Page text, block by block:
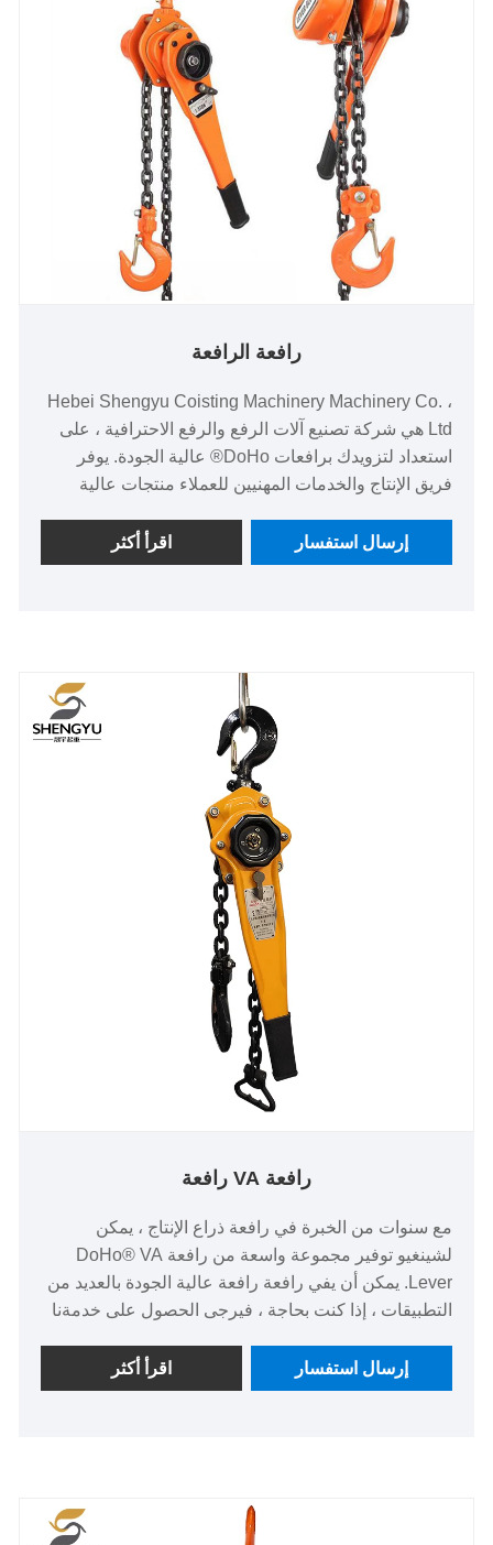
رافعة الرافعة
Hebei Shengyu Coisting Machinery Machinery Co. ،
Ltd هي شركة تصنيع آلات الرفع والرفع الاحترافية ، على
استعداد لتزويدك برافعات DoHo® عالية الجودة. يوفر
فريق الإنتاج والخدمات المهنيين للعملاء منتجات عالية
اقرأ أكثر
إرسال استفسار
رافعة VA رافعة
مع سنوات من الخبرة في رافعة ذراع الإنتاج ، يمكن
لشينغيو توفير مجموعة واسعة من رافعة DoHo® VA
Lever. يمكن أن يفي رافعة رافعة عالية الجودة بالعديد من
التطبيقات ، إذا كنت بحاجة ، فيرجى الحصول على خدمةنا
بالإضافة إلى قائمة المنتجات أدناه ، يمكنك أيضًا تخصيص
رافعة الرافعة الفريدة الخاصة بك وفقًا لاحتياجاتك المحددة.
اقرأ أكثر إرسال استفسار